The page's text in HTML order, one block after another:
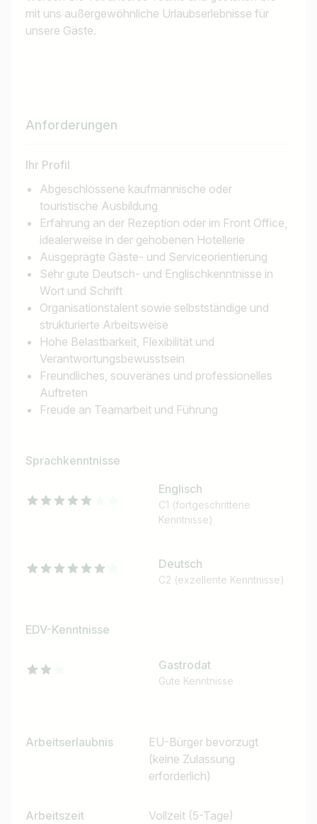
mit uns außergewöhnliche Urlaubserlebnisse für
unsere Gäste.
Anforderungen
Ihr Profil
Abgeschlossene kaufmännische oder
touristische Ausbildung
Erfahrung an der Rezeption oder im Front Office,
idealerweise in der gehobenen Hotellerie
Ausgeprägte Gäste- und Serviceorientierung
Sehr gute Deutsch- und Englischkenntnisse in
Wort und Schrift
Organisationstalent sowie selbstständige und
strukturierte Arbeitsweise
Hohe Belastbarkeit, Flexibilität und
Verantwortungsbewusstsein
Freundliches, souveränes und professionelles
Auftreten
Freude an Teamarbeit und Führung
Sprachkenntnisse
Englisch
C1 (fortgeschrittene
Kenntnisse)
Deutsch
C2 (exzellente Kenntnisse)
EDV-Kenntnisse
Gastrodat
Gute Kenntnisse
Arbeitserlaubnis
EU-Bürger bevorzugt
(keine Zulassung
erforderlich)
Arbeitszeit Vollzeit (5-Tage)
Jobtitel